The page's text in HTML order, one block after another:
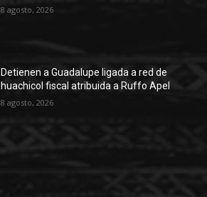
8 agosto, 2026
Detienen a Guadalupe ligada a red de
huachicol fiscal atribuida a Ruffo Apel
8 agosto, 2026